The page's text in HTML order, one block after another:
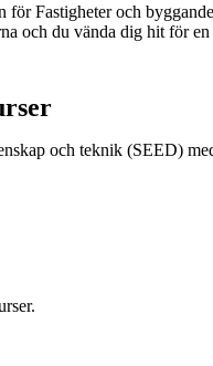
Fastigheter och
och du vända dig hit för
och teknik (SEED)